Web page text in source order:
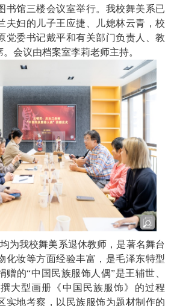
书馆三楼会议室举行。我校舞美系已
夫妇的儿子王应捷、儿媳林云青，校
党委书记戴平和有关部门负责人、教
会议由档案室李莉老师主持。
为我校舞美系退休教师，是著名舞台
化妆等方面经验丰富，是毛泽东特型
赠的“中国民族服饰人偶”是王辅世、
大型画册《中国民族服饰》的过程
实地考察，以民族服饰为题材制作的